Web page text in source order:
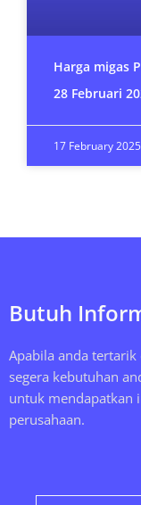
Harga migas
28 Februari
17 February 2025
Butuh
Apabila anda
segera kebutuhan
untuk mendapatkan
perusahaan.